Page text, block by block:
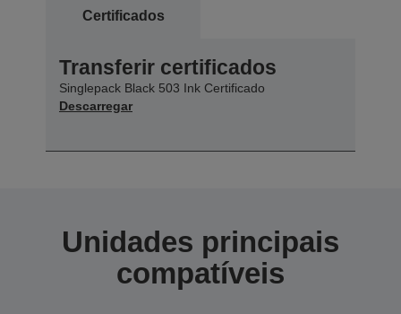
Certificados
Transferir certificados
Singlepack Black 503 Ink Certificado
Descarregar
Unidades principais
compatíveis